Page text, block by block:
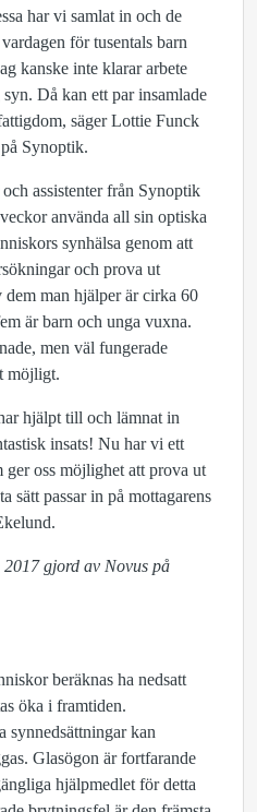
har vi samlat in och de
för tusentals barn
kanske inte klarar arbete
Då kan ett par insamlade
säger Lottie Funck
Synoptik.
assistenter från Synoptik
använda all sin optiska
synhälsa genom att
och prova ut
man hjälper är cirka 60
är barn och unga vuxna.
men väl fungerade
möjligt.
hjälpt till och lämnat in
insats! Nu har vi ett
oss möjlighet att prova ut
sätt passar in på mottagarens
gjord av Novus på
beräknas ha nedsatt
öka i framtiden.
synnedsättningar kan
Glasögon är fortfarande
hjälpmedlet för detta